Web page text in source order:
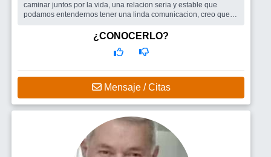
caminar juntos por la vida, una relacion seria y estable que
podamos entendernos tener una linda comunicacion, creo que
Me gustaria una mujer para pareja estable, compañera
de Ruta que podamos caminar juntos y de la mano por la vida
enfrentado las buenas como las malas, escucharla, ayudarla a
¿CONOCERLO?
Mensaje / Citas